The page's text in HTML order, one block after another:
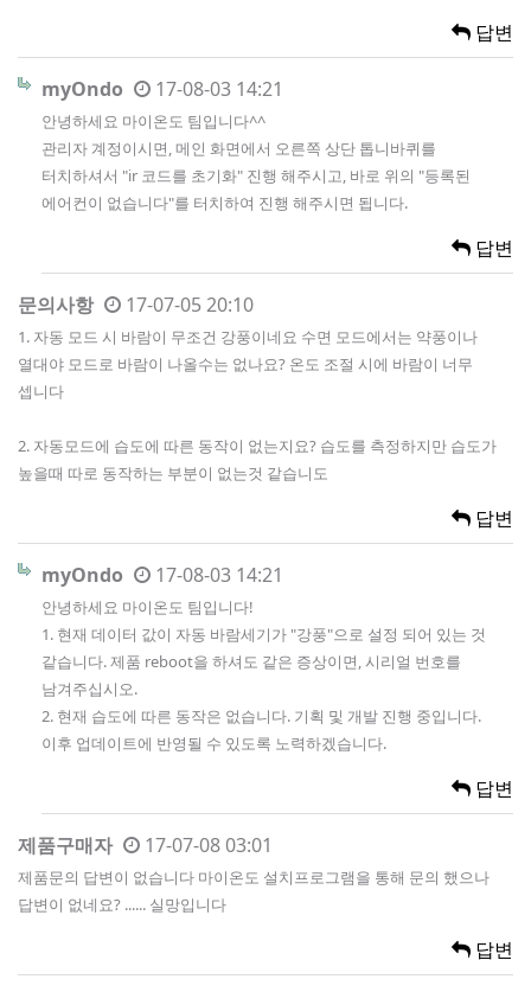
답변
myOndo 17-08-03 14:21
안녕하세요 마이온도 팀입니다^^
관리자 계정이시면, 메인 화면에서 오른쪽 상단 톱니바퀴를
터치하셔서 "ir 코드를 초기화" 진행 해주시고, 바로 위의 "등록된
에어컨이 없습니다"를 터치하여 진행 해주시면 됩니다.
답변
문의사항 17-07-05 20:10
1. 자동 모드 시 바람이 무조건 강풍이네요 수면 모드에서는 약풍이나
열대야 모드로 바람이 나올수는 없나요? 온도 조절 시에 바람이 너무
셉니다
2. 자동모드에 습도에 따른 동작이 없는지요? 습도를 측정하지만 습도가
높을때 따로 동작하는 부분이 없는것 같습니도
답변
myOndo 17-08-03 14:21
안녕하세요 마이온도 팀입니다!
1. 현재 데이터 값이 자동 바람세기가 "강풍"으로 설정 되어 있는 것
같습니다. 제품 reboot을 하셔도 같은 증상이면, 시리얼 번호를
남겨주십시오.
2. 현재 습도에 따른 동작은 없습니다. 기획 및 개발 진행 중입니다.
이후 업데이트에 반영될 수 있도록 노력하겠습니다.
답변
제품구매자 17-07-08 03:01
제품문의 답변이 없습니다 마이온도 설치프로그램을 통해 문의 했으나
답변이 없네요? ...... 실망입니다
답변